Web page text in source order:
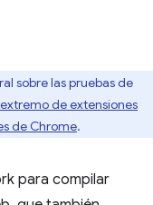
sobre las pruebas de
de extensiones
de Chrome.
para compilar